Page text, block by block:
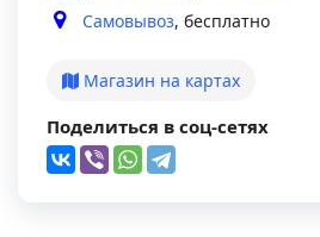
Самовывоз, бесплатно
Магазин на картах
Поделиться в соц-сетях